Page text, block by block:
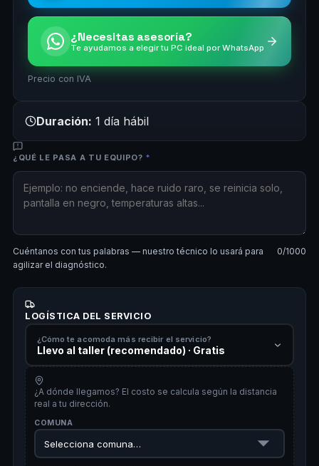
¿Necesitas asesoría?
Te ayudamos a elegir tu PC ideal por WhatsApp
Precio con IVA
Duración: 1 día hábil
¿QUÉ LE PASA A TU EQUIPO? *
Cuéntanos con tus palabras — nuestro técnico lo usará para
agilizar el diagnóstico.
0/1000
LOGÍSTICA DEL SERVICIO
¿Cómo te acomoda más recibir el servicio?
Llevo al taller (recomendado) · Gratis
¿A dónde llegamos? El costo se calcula según la distancia
real a tu dirección.
COMUNA